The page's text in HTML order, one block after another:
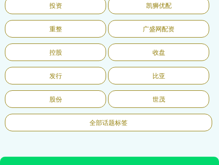
投资 凯狮优配
重整 广盛网配资
控股 收盘
发行 比亚
股份 世茂
全部话题标签